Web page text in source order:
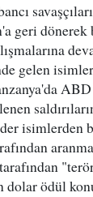
geri dönerek
gelen
ABD
isimlerden
dolar ödül